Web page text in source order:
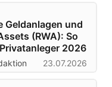
Geldanlagen und
(RWA): So
2026
23.07.2026